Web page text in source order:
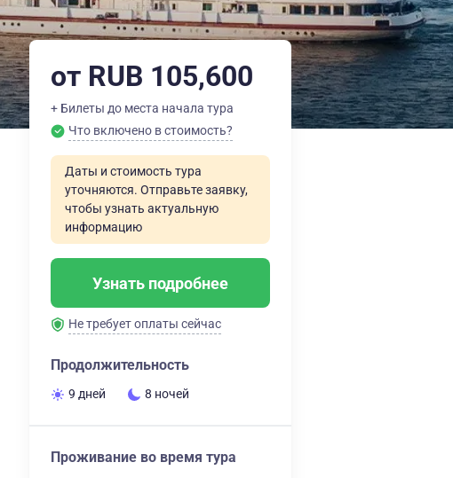
от RUB 105,600
+ Билеты до места начала тура
Что включено в стоимость?
Даты и стоимость тура
уточняются. Отправьте заявку,
чтобы узнать актуальную
информацию
Узнать подробнее
Не требует оплаты сейчас
Продолжительность
9 дней 8 ночей
Проживание во время тура